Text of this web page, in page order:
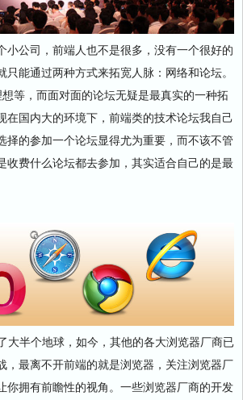
公司，前端人也不是很多，没有一个很好的
能通过两种方式来拓宽人脉：网络和论坛。
等，而面对面的论坛无疑是最真实的一种拓
在国内大的环境下，前端类的技术论坛我自己
择的参加一个论坛显得尤为重要，而不该不管
收费什么论坛都去参加，其实适合自己的是最
半个地球，如今，其他的各大浏览器厂商已
，最离不开前端的就是浏览器，关注浏览器厂
你拥有前瞻性的视角。一些浏览器厂商的开发